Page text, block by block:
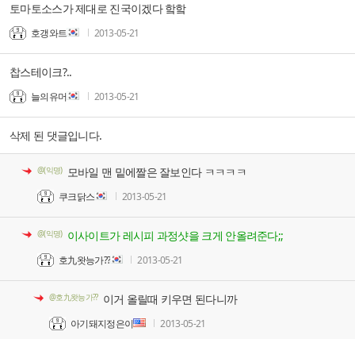
토마토소스가 제대로 진국이겠다 핰핰
호갱와트 2013-05-21
찹스테이크?..
늘의유머 2013-05-21
삭제 된 댓글입니다.
@(익명) 모바일 맨 밑에짤은 잘보인다 ㅋㅋㅋㅋ
쿠크닭스 2013-05-21
@(익명) 이사이트가 레시피 과정샷을 크게 안올려준다;;
호九왓능가?? 2013-05-21
@호九왓능가?? 이거 올릴때 키우면 된다니까
아기돼지정은이 2013-05-21